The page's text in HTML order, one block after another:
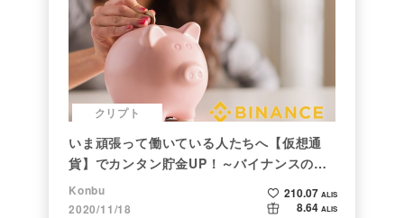
クリプト
いま頑張って働いている人たちへ【仮想通
貨】でカンタン貯金UP！～バイナンスの使
い方初心者編～
Konbu
2020/11/18
210.07 ALIS
8.64 ALIS